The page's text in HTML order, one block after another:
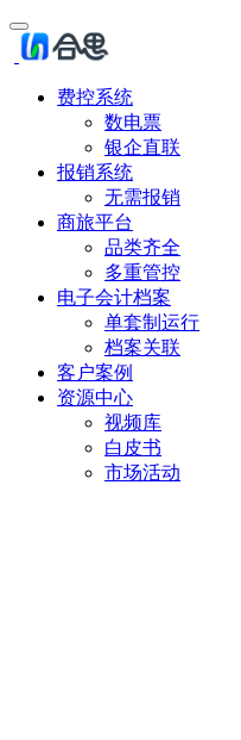
费控系统
数电票
银企直联
报销系统
无需报销
商旅平台
品类齐全
多重管控
电子会计档案
单套制运行
档案关联
客户案例
资源中心
视频库
白皮书
市场活动